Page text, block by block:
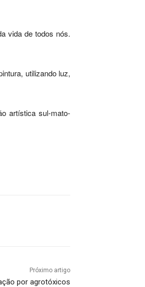
vida de todos nós.
utilizando luz,
artística sul-mato-
Próximo artigo
por agrotóxicos